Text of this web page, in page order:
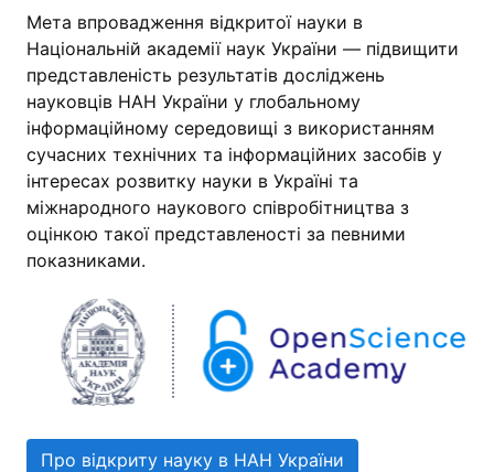
Мета впровадження відкритої науки в
Національній академії наук України — підвищити
представленість результатів досліджень
науковців НАН України у глобальному
інформаційному середовищі з використанням
сучасних технічних та інформаційних засобів у
інтересах розвитку науки в Україні та
міжнародного наукового співробітництва з
оцінкою такої представленості за певними
показниками.
Про відкриту науку в НАН України